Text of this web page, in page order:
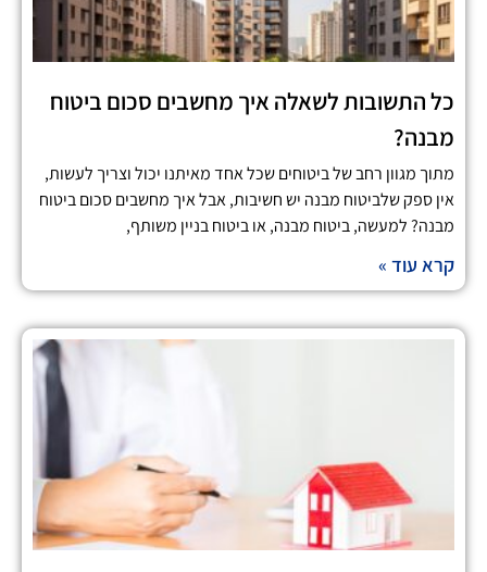
כל התשובות לשאלה איך מחשבים סכום ביטוח
מבנה?
מתוך מגוון רחב של ביטוחים שכל אחד מאיתנו יכול וצריך לעשות,
אין ספק שלביטוח מבנה יש חשיבות, אבל איך מחשבים סכום ביטוח
מבנה? למעשה, ביטוח מבנה, או ביטוח בניין משותף,
קרא עוד »